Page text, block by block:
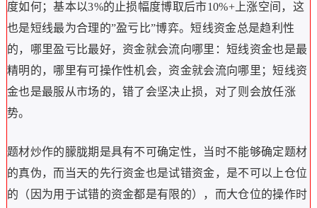
度如何；基本以3%的止损幅度博取后市10%+上涨空间，这
也是短线最为合理的”盈亏比”博弈。短线资金总是趋利性
的，哪里盈亏比最好，资金就会流向哪里：短线资金也是最
精明的，哪里有可操作性机会，资金就会流向哪里；短线资
金也是最服从市场的，错了会坚决止损，对了则会放任涨
势。
题材炒作的朦胧期是具有不可确定性，当时不能够确定题材
的真伪，而当天的先行资金也是试错资金，是不可以上仓位
的（因为用于试错的资金都是有限的），而大仓位的操作时